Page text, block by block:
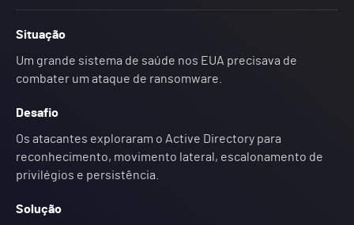
Situação
Um grande sistema de saúde nos EUA precisava de
combater um ataque de ransomware.
Desafio
Os atacantes exploraram o Active Directory para
reconhecimento, movimento lateral, escalonamento de
privilégios e persistência.
Solução